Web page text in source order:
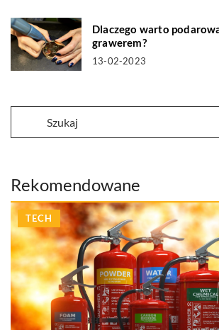
Dlaczego warto
grawerem?
13-02-2023
Rekomendowane
TECH